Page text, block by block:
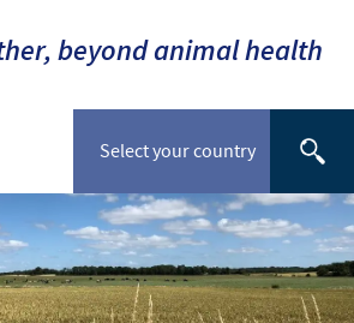
beyond animal health
Select your country
PRODUKTER